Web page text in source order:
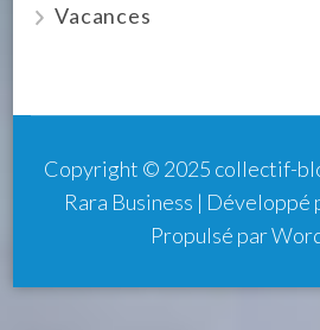
Vacances
Copyright © 2025 collectif-
Rara Business | Développé
Propulsé par